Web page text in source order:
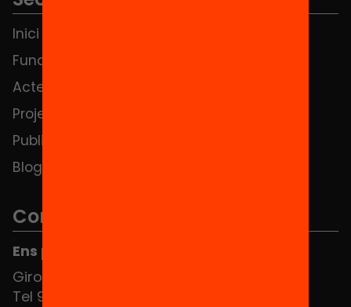
Inici
Fundació
Actes
Projectes
Publicacions i vídeos
Blog
Contacte
Ens pots trobar al Hub Social
Girona 34, interior 08010 Barcelona
Tel 934 588 700